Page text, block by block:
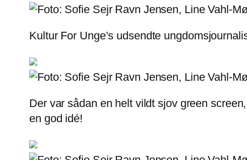
Kultur For Unge’s udsendte
Der var sådan en helt vildt sjov green
en god idé!